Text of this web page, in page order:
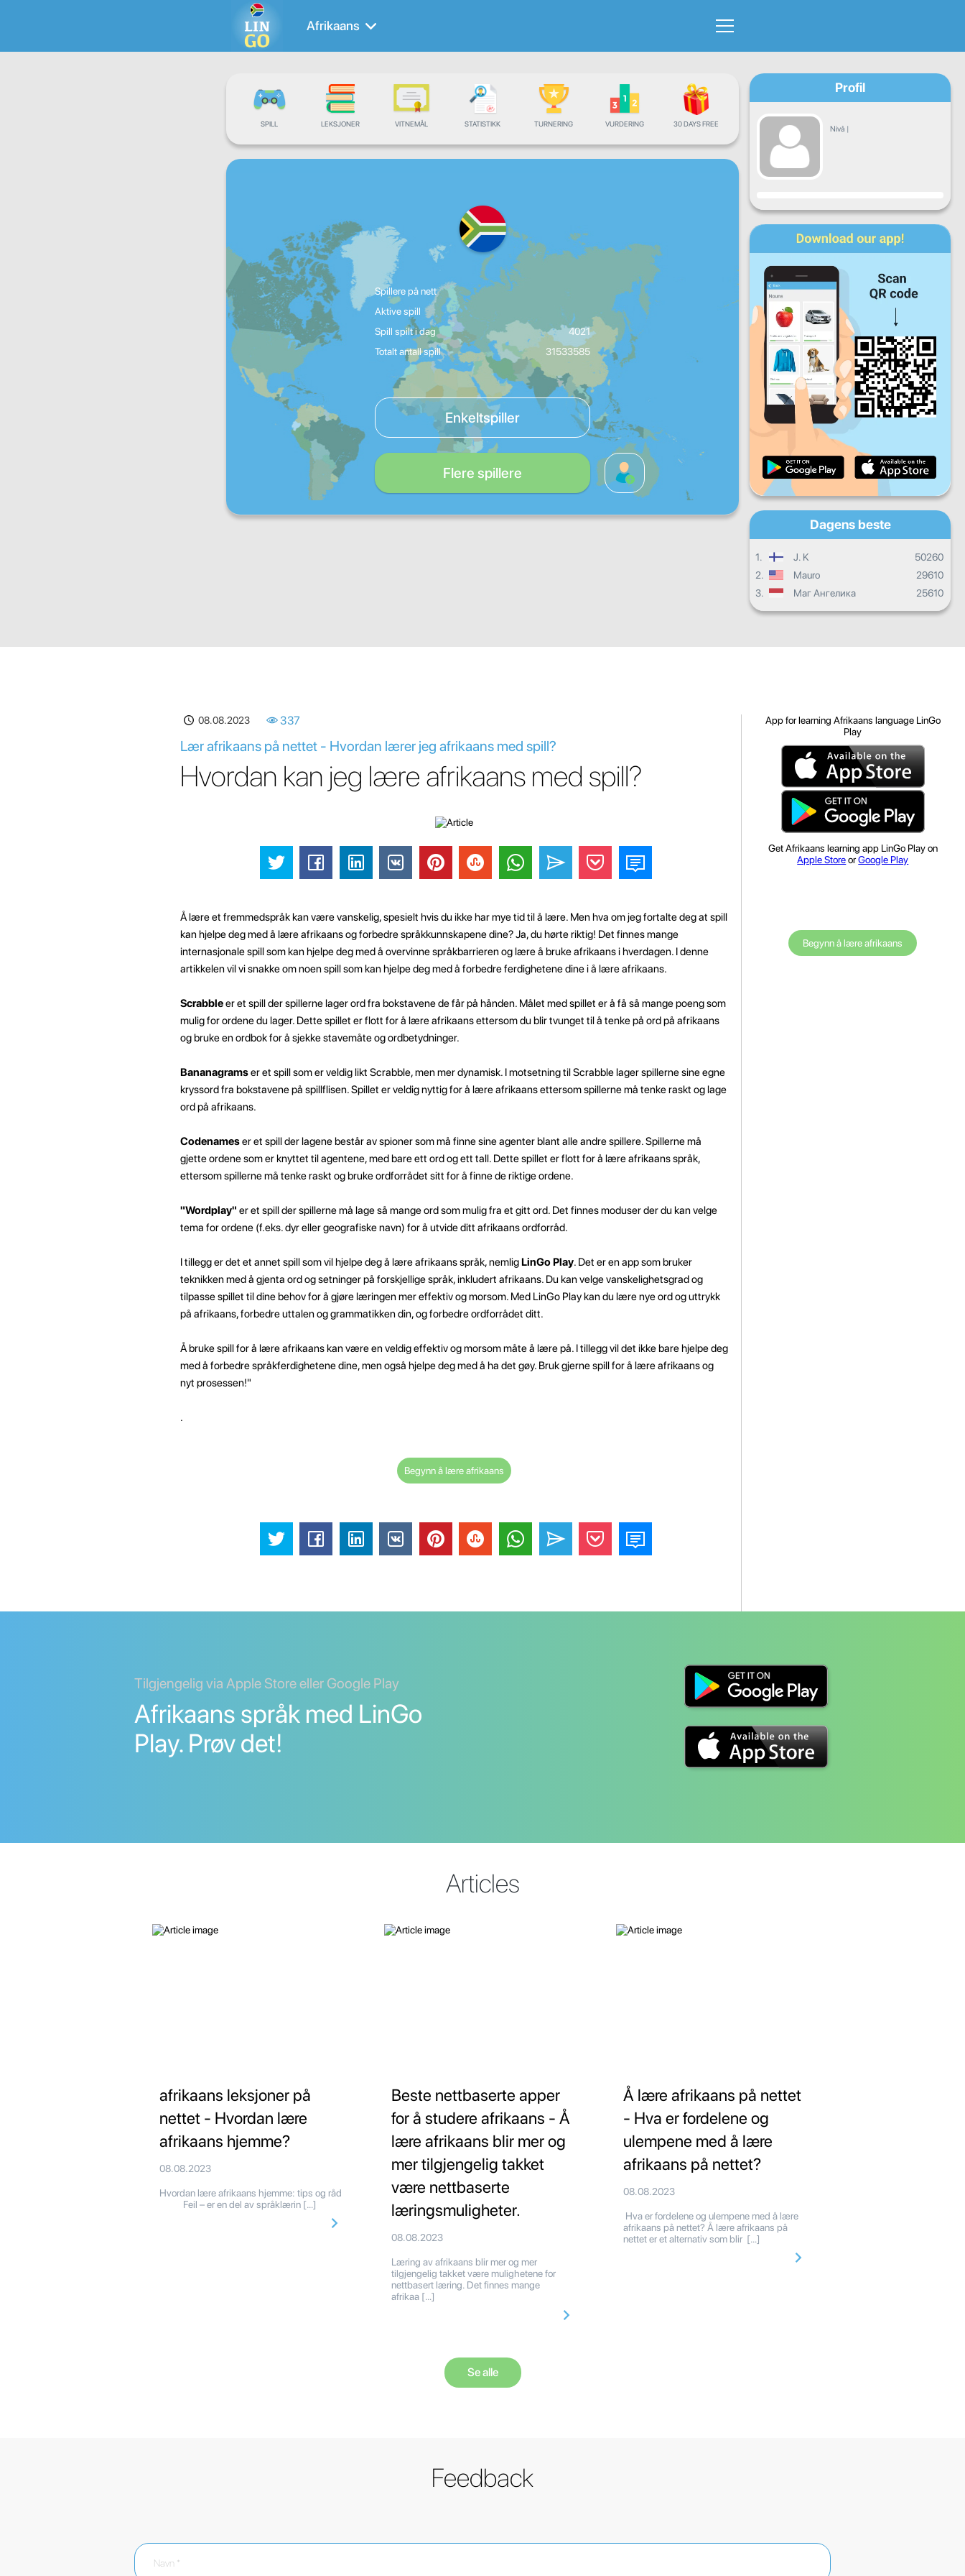
Afrikaans
SPILL LEKSJONER VITNEMÅL STATISTIKK TURNERING VURDERING 30 DAYS FREE
Spillere på nett
Aktive spill
Spill spilt i dag
4021
Totalt antall spill
31533585
Enkeltspiller
Flere spillere
Profil
Nivå |
Fremgang
Ma On To
Lø Sø
Daglige fremskritt
Månedlige fremskritt
Samlet fremgang
Dagens beste
1. J. K
50260
2.
Mauro
29610
3.
Маг Ангелика 25610
08.08.2023 337
Lær afrikaans på nettet - Hvordan lærer jeg afrikaans med spill?
Hvordan kan jeg lære afrikaans med spill?
Å lære et fremmedspråk kan være vanskelig, spesielt hvis du ikke har mye tid til å lære. Men hva om jeg fortalte deg at spill
kan hjelpe deg med å lære afrikaans og forbedre språkkunnskapene dine? Ja, du hørte riktig! Det finnes mange
internasjonale spill som kan hjelpe deg med å overvinne språkbarrieren og lære å bruke afrikaans i hverdagen. I denne
artikkelen vil vi snakke om noen spill som kan hjelpe deg med å forbedre ferdighetene dine i å lære afrikaans.
Scrabbleer et spill der spillerne lager ord fra bokstavene de får på hånden. Målet med spillet er å få så mange poeng som
mulig for ordene du lager. Dette spillet er flott for å lære afrikaans ettersom du blir tvunget til å tenke på ord på afrikaans
og bruke en ordbok for å sjekke stavemåte og ordbetydninger.
Bananagramser et spill som er veldig likt Scrabble, men mer dynamisk. I motsetning til Scrabble lager spillerne sine egne
kryssord fra bokstavene på spillflisen. Spillet er veldig nyttig for å lære afrikaans ettersom spillerne må tenke raskt og lage
ord på afrikaans.
Codenameser et spill der lagene består av spioner som må finne sine agenter blant alle andre spillere. Spillerne må
gjette ordene som er knyttet til agentene, med bare ett ord og ett tall. Dette spillet er flott for å lære afrikaans språk,
ettersom spillerne må tenke raskt og bruke ordforrådet sitt for å finne de riktige ordene.
"Wordplay" er et spill der spillerne må lage så mange ord som mulig fra et gitt ord. Det finnes moduser der du kan velge
tema for ordene (f.eks. dyr eller geografiske navn) for å utvide ditt afrikaans ordforråd.
I tillegg er det et annet spill som vil hjelpe deg å lære afrikaans språk, nemligLinGo Play. Det er en app som bruker
teknikken med å gjenta ord og setninger på forskjellige språk, inkludert afrikaans. Du kan velge vanskelighetsgrad og
tilpasse spillet til dine behov for å gjøre læringen mer effektiv og morsom. Med LinGo Play kan du lære nye ord og uttrykk
på afrikaans, forbedre uttalen og grammatikken din, og forbedre ordforrådet ditt.
Å bruke spill for å lære afrikaans kan være en veldig effektiv og morsom måte å lære på. I tillegg vil det ikke bare hjelpe deg
med å forbedre språkferdighetene dine, men også hjelpe deg med å ha det gøy. Bruk gjerne spill for å lære afrikaans og
nyt prosessen!"
.
Begynn å lære afrikaans
App for learning Afrikaans language LinGo
Play
Get Afrikaans learning app LinGo Play on
Apple StoreorGoogle Play
Begynn å lære afrikaans
Tilgjengelig via Apple Store eller Google Play
Afrikaans språk med LinGo
Play. Prøv det!
Articles
afrikaans leksjoner på
nettet - Hvordan lære
afrikaans hjemme?
08.08.2023
Hvordan lære afrikaans hjemme: tips og råd
Feil – er en del av språklærin […]
Beste nettbaserte apper
for å studere afrikaans - Å
lære afrikaans blir mer og
mer tilgjengelig takket
være nettbaserte
læringsmuligheter.
08.08.2023
Læring av afrikaans blir mer og mer
tilgjengelig takket være mulighetene for
nettbasert læring. Det finnes mange
afrikaa […]
Å lære afrikaans på nettet
- Hva er fordelene og
ulempene med å lære
afrikaans på nettet?
08.08.2023
Hva er fordelene og ulempene med å lære
afrikaans på nettet? Å lære afrikaans på
nettet er et alternativ som blir […]
Se alle
Feedback